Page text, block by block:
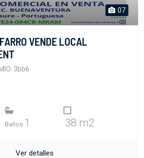
07
VENDE LOCAL
3bb6
Baños 1 38 m2
Ver detalles